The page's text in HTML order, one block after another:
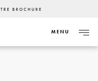
BROCHURE
MENU